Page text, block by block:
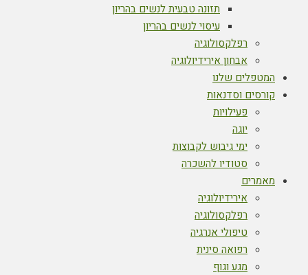
תזונה טבעית לנשים בהריון
עיסוי לנשים בהריון
רפלקסולוגיה
אבחון אירידיולוגיה
המטפלים שלנו
קורסים וסדנאות
פעילויות
יוגה
ימי גיבוש לקבוצות
סטודיו להשכרה
מאמרים
אירידיולוגיה
רפלקסולוגיה
טיפולי אנרגיה
רפואה סינית
מגע וגוף